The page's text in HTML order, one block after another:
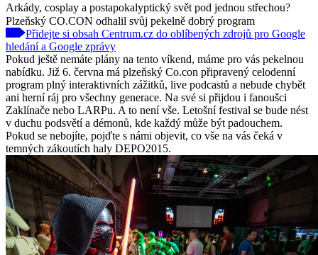
Arkády, cosplay a postapokalyptický svět pod jednou střechou?
Plzeňský CO.CON odhalil svůj pekelně dobrý program
Přidejte si obsah Centrum.cz do oblíbených zdrojů pro Google
hledání a Google zprávy
Pokud ještě nemáte plány na tento víkend, máme pro vás pekelnou
nabídku. Již 6. června má plzeňský Co.con připravený celodenní
program plný interaktivních zážitků, live podcastů a nebude chybět
ani herní ráj pro všechny generace. Na své si přijdou i fanoušci
Zaklínače nebo LARPu. A to není vše. Letošní festival se bude nést
v duchu podsvětí a démonů, kde každý může být padouchem.
Pokud se nebojíte, pojďte s námi objevit, co vše na vás čeká v
temných zákoutích haly DEPO2015.